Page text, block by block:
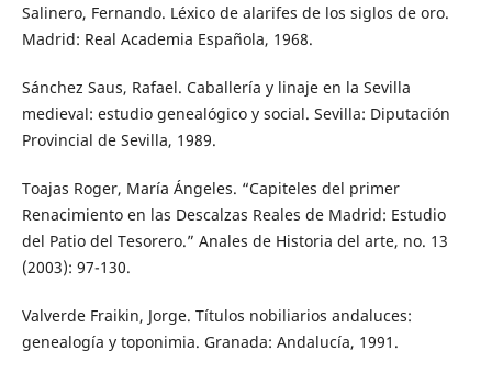
Salinero, Fernando. Léxico de alarifes de los siglos de oro.
Madrid: Real Academia Española, 1968.
Sánchez Saus, Rafael. Caballería y linaje en la Sevilla
medieval: estudio genealógico y social. Sevilla: Diputación
Provincial de Sevilla, 1989.
Toajas Roger, María Ángeles. “Capiteles del primer
Renacimiento en las Descalzas Reales de Madrid: Estudio
del Patio del Tesorero.” Anales de Historia del arte, no. 13
(2003): 97-130.
Valverde Fraikin, Jorge. Títulos nobiliarios andaluces:
genealogía y toponimia. Granada: Andalucía, 1991.